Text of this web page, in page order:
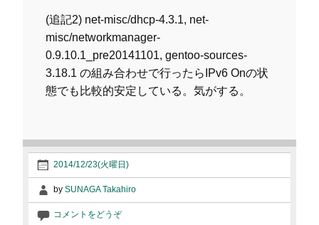
(追記2) net-misc/dhcp-4.3.1, net-
misc/networkmanager-
0.9.10.1_pre20141101, gentoo-sources-
3.18.1 の組み合わせで行ったらIPv6 Onの状
態でも比較的安定している。気がする。
2014/12/23(火曜日)
by SUNAGA Takahiro
コメントをどうぞ